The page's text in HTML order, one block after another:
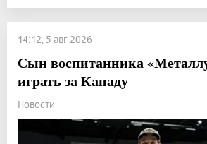
14:12, 5 авг 2026
Сын воспитанника
играть за Канаду
Новости